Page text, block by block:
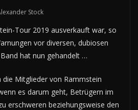
Stock
Tour 2019 ausverkauft war, so
vor diversen, dubiosen
hat nun gehandelt …
die Mitglieder von Rammstein
es darum geht, Betrügern im
erschweren beziehungsweise den